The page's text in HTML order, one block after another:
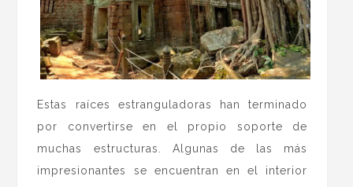
Estas raíces estranguladoras han terminado
por convertirse en el propio soporte de
muchas estructuras. Algunas de las más
impresionantes se encuentran en el interior